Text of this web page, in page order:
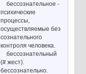
бессознательное -
психические
процессы,
осуществляемые без
сознательного
контроля человека.
бессознательный
(# жест).
бессознательно.